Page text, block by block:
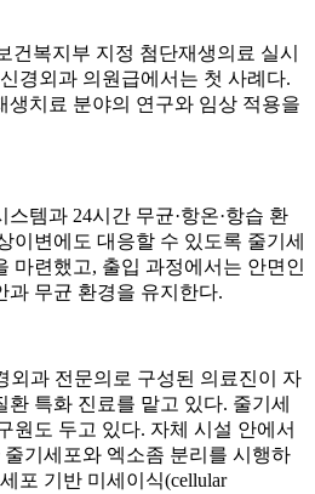
건복지부 지정 첨단재생의료 실시
경외과 의원급에서는 첫 사례다.
생치료 분야의 연구와 임상 적용을
템과 24시간 무균·항온·항습 환
이변에도 대응할 수 있도록 줄기세
마련했고, 출입 과정에서는 안면인
과 무균 환경을 유지한다.
외과 전문의로 구성된 의료진이 자
특화 진료를 맡고 있다. 줄기세
원도 두고 있다. 자체 시설 안에서
기세포와 엑소좀 분리를 시행하
포 기반 미세이식(cellular